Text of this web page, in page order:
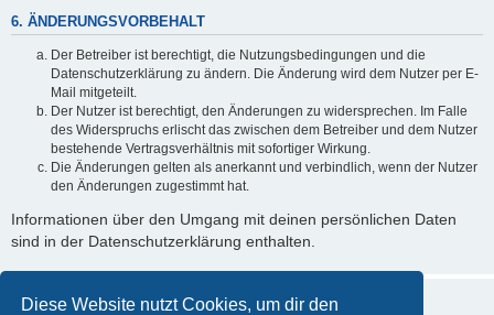
Diese Website nutzt Cookies, um dir den
6. ÄNDERUNGSVORBEHALT
Der Betreiber ist berechtigt, die Nutzungsbedingungen und die
Datenschutzerklärung zu ändern. Die Änderung wird dem Nutzer per E-
Mail mitgeteilt.
Der Nutzer ist berechtigt, den Änderungen zu widersprechen. Im Falle
des Widerspruchs erlischt das zwischen dem Betreiber und dem Nutzer
bestehende Vertragsverhältnis mit sofortiger Wirkung.
Die Änderungen gelten als anerkannt und verbindlich, wenn der Nutzer
den Änderungen zugestimmt hat.
Informationen über den Umgang mit deinen persönlichen Daten
sind in der Datenschutzerklärung enthalten.